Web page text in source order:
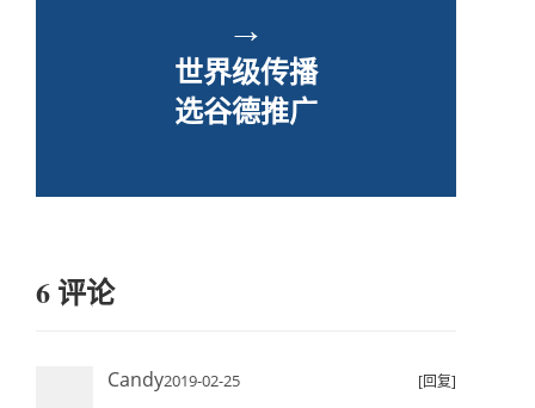
→
世界级传播
选谷德推广
6 评论
Candy2019-02-25 [回复]